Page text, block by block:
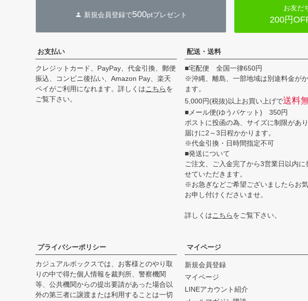
新規会員登録で500ptプレゼント
お友だ
200円
お支払い
クレジットカード、PayPay、代金引換、郵便
振込、コンビニ後払い、Amazon Pay、楽天
ペイがご利用になれます。詳しくはこちらを
ご覧下さい。
配送・送料
■宅配便 全国一律650円
※沖縄、離島、一部地域は別途料金が
ます。
5,000円(税抜)以上お買い上げで送料
■メール便(ゆうパケット) 350円
ポストに投函の為、サイズに制限があ
届けに2～3日程かかります。
※代金引換・日時間指定不可
■発送について
ご注文、ご入金完了から3営業日以内に
せていただきます。
※お急ぎなどご希望ございましたらお
お申し付けくださいませ。
詳しくはこちらをご覧下さい。
プライバシーポリシー
カジュアルボックスでは、お客様とのやり取
りの中で得た個人情報を裁判所、警察機関
等、公共機関からの提出要請があった場合以
外の第三者に譲渡または利用することは一切
マイページ
新規会員登録
マイページ
LINEアカウント紹介